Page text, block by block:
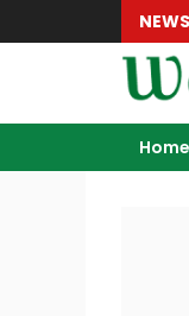
NEWS
Home